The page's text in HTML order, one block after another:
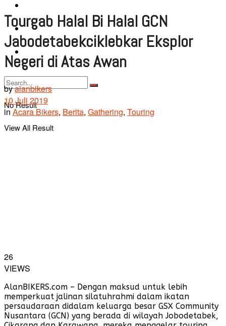
Bikers Cars
No Result
View All Result
Tourgab Halal Bi Halal GCN
Jabodetabekciklebkar Eksplor
Negeri di Atas Awan
byalanbikers
10 Juli 2019
in Acara Bikers, Berita, Gathering, Touring
26
VIEWS
AlanBIKERS.com – Dengan maksud untuk lebih
memperkuat jalinan silatuhrahmi dalam ikatan
persaudaraan didalam keluarga besar GSX Community
Nusantara (GCN) yang berada di wilayah Jobodetabek,